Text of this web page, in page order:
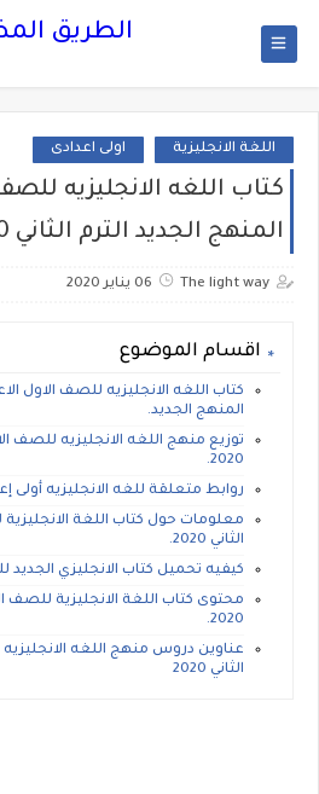
الطريق
اللغة الانجليزية اولى اعدادى
كتاب اللغه الانجليزيه
المنهج الجديد الترم الثاني 2020
The light way 06 يناير 2020
اقسام الموضوع
المنهج الجديد.
توزيع منهج اللغه الانجليزيه للصف
2020.
روابط متعلقة للغه الانجليزيه أولى
معلومات حول كتاب اللغة الانجليزية
الثاني 2020.
كيفيه تحميل كتاب الانجليزي الجديد
محتوى كتاب اللغة الانجليزية للصف
2020.
عناوين دروس منهج اللغه الانجليزيه
الثاني 2020